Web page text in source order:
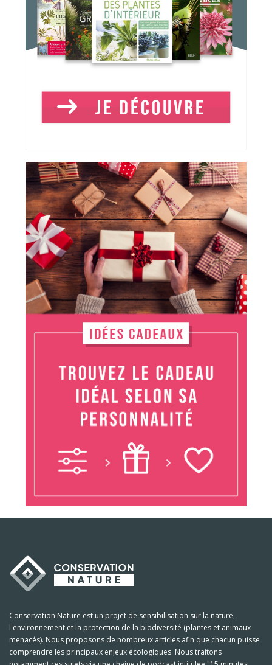
Conservation Nature est un projet de sensibilisation sur la nature,
l'environnement et la protection de la biodiversité (plantes et animaux
menacés). Nous proposons de nombreux articles afin que chacun puisse
comprendre les principaux enjeux écologiques. Nous traitons